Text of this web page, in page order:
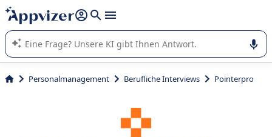
beantworten (mehrere Zeilen mit
Die KI von Appvizer führt Sie bei der Nutzung oder Auswahl
von SaaS-Software in Unternehmen.
Personalmanagement Berufliche Interviews Pointerpro